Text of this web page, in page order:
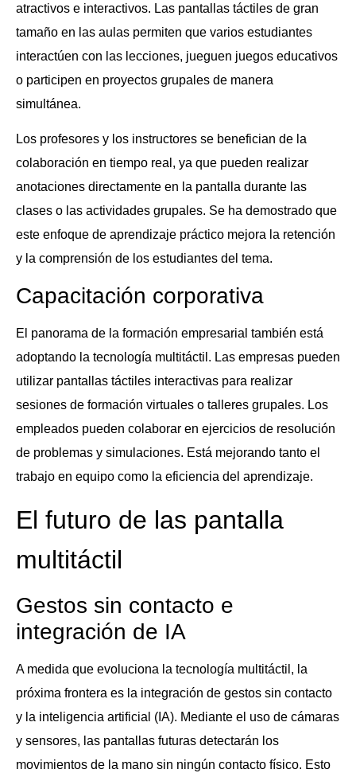
atractivos e interactivos. Las pantallas táctiles de gran
tamaño en las aulas permiten que varios estudiantes
interactúen con las lecciones, jueguen juegos educativos
o participen en proyectos grupales de manera
simultánea.
Los profesores y los instructores se benefician de la
colaboración en tiempo real, ya que pueden realizar
anotaciones directamente en la pantalla durante las
clases o las actividades grupales. Se ha demostrado que
este enfoque de aprendizaje práctico mejora la retención
y la comprensión de los estudiantes del tema.
Capacitación corporativa
El panorama de la formación empresarial también está
adoptando la tecnología multitáctil. Las empresas pueden
utilizar pantallas táctiles interactivas para realizar
sesiones de formación virtuales o talleres grupales. Los
empleados pueden colaborar en ejercicios de resolución
de problemas y simulaciones. Está mejorando tanto el
trabajo en equipo como la eficiencia del aprendizaje.
El futuro de las pantalla
multitáctil
Gestos sin contacto e
integración de IA
A medida que evoluciona la tecnología multitáctil, la
próxima frontera es la integración de gestos sin contacto
y la inteligencia artificial (IA). Mediante el uso de cámaras
y sensores, las pantallas futuras detectarán los
movimientos de la mano sin ningún contacto físico. Esto